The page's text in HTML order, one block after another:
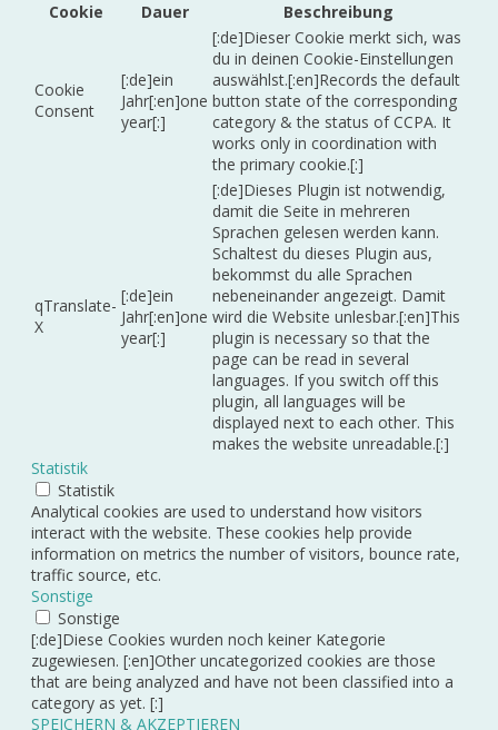
Cookie
Dauer Beschreibung
Cookie
Consent
[:de]ein
Jahr[:en]one
year[:]
[:de]Dieser Cookie merkt sich, was
du in deinen Cookie-Einstellungen
auswählst.[:en]Records the default
button state of the corresponding
category & the status of CCPA. It
works only in coordination with
the primary cookie.[:]
qTranslate-
X
[:de]ein
Jahr[:en]one
year[:]
[:de]Dieses Plugin ist notwendig,
damit die Seite in mehreren
Sprachen gelesen werden kann.
Schaltest du dieses Plugin aus,
bekommst du alle Sprachen
nebeneinander angezeigt. Damit
wird die Website unlesbar.[:en]This
plugin is necessary so that the
page can be read in several
languages. If you switch off this
plugin, all languages will be
displayed next to each other. This
makes the website unreadable.[:]
Statistik
Statistik
Analytical cookies are used to understand how visitors
interact with the website. These cookies help provide
information on metrics the number of visitors, bounce rate,
traffic source, etc.
Sonstige
Sonstige
[:de]Diese Cookies wurden noch keiner Kategorie
zugewiesen. [:en]Other uncategorized cookies are those
that are being analyzed and have not been classified into a
category as yet. [:]
SPEICHERN & AKZEPTIEREN